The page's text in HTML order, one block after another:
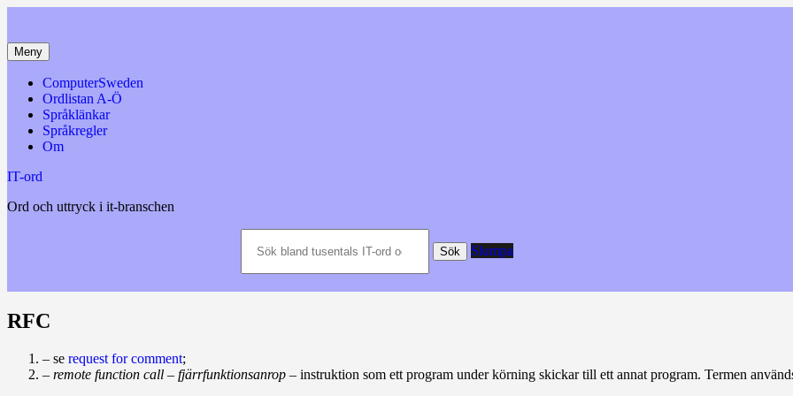
innehåll
Meny
ComputerSweden
Ordlistan A-Ö
Språklänkar
Språkregler
Om
IT-ord
Ord och uttryck i it-branschen
bland
Sök Slumpa
RFC
– se request for comment;
– remote function call – fjärrfunktionsanrop – instruktion som ett program under körning skickar till ett annat program. Termen